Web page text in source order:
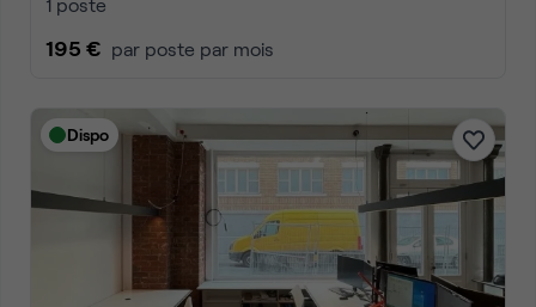
195 € par poste par mois
Dispo